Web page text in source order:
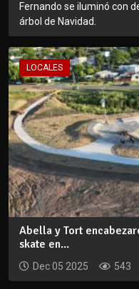
Fernando se iluminó con
árbol de Navidad.
LOCALES
Abella y Tort
skate en...
Dec 05 2025 543